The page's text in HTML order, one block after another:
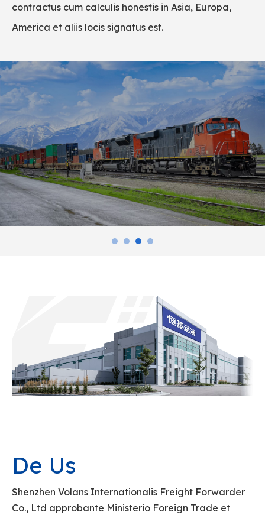
contractus cum calculis honestis in Asia, Europa,
America et aliis locis signatus est.
De Us
Shenzhen Volans Internationalis Freight Forwarder
Co., Ltd approbante Ministerio Foreign Trade et